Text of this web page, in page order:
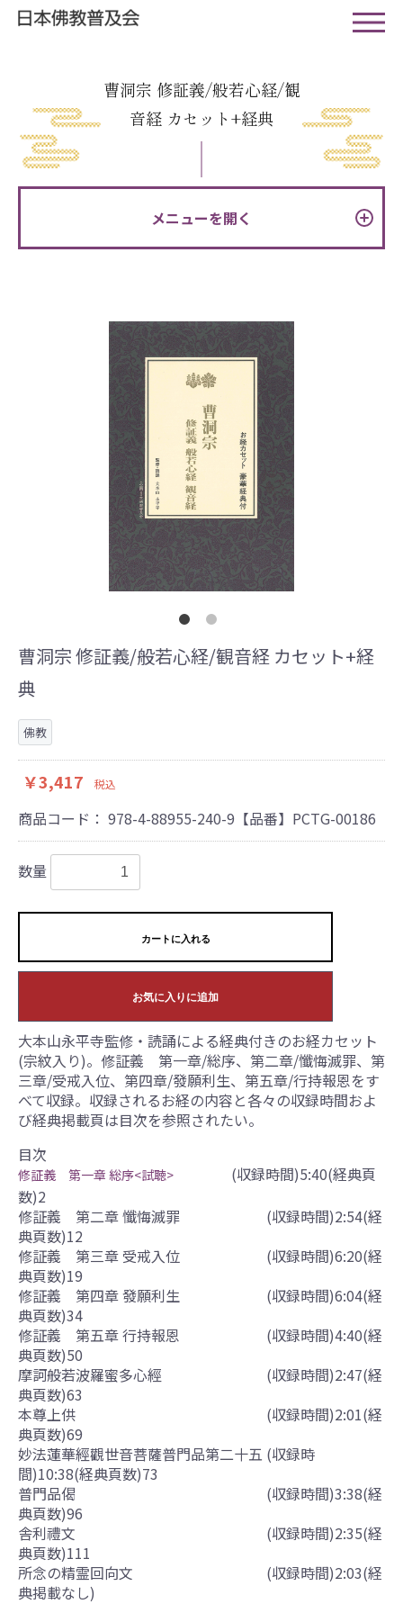
曹洞宗 修証義/般若心経/観
音経 カセット+経典
メニューを開く
曹洞宗 修証義/般若心経/観音経 カセット+経
典
佛教
￥3,417 税込
商品コード： 978-4-88955-240-9【品番】PCTG-00186
数量
カートに入れる
お気に入りに追加
大本山永平寺監修・読誦による経典付きのお経カセット
(宗紋入り)。修証義 第一章/総序、第二章/懺悔滅罪、第
三章/受戒入位、第四章/發願利生、第五章/行持報恩をす
べて収録。収録されるお経の内容と各々の収録時間およ
び経典掲載頁は目次を参照されたい。
目次
修証義 第一章 総序<試聴> (収録時間)5:40(経典頁
数)2
修証義 第二章 懺悔滅罪 (収録時間)2:54(経
典頁数)12
修証義 第三章 受戒入位 (収録時間)6:20(経
典頁数)19
修証義 第四章 發願利生 (収録時間)6:04(経
典頁数)34
修証義 第五章 行持報恩 (収録時間)4:40(経
典頁数)50
摩訶般若波羅蜜多心經 (収録時間)2:47(経
典頁数)63
本尊上供 (収録時間)2:01(経
典頁数)69
妙法蓮華經觀世音菩薩普門品第二十五 (収録時
間)10:38(経典頁数)73
普門品偈 (収録時間)3:38(経
典頁数)96
舎利禮文 (収録時間)2:35(経
典頁数)111
所念の精霊回向文 (収録時間)2:03(経
典掲載なし)